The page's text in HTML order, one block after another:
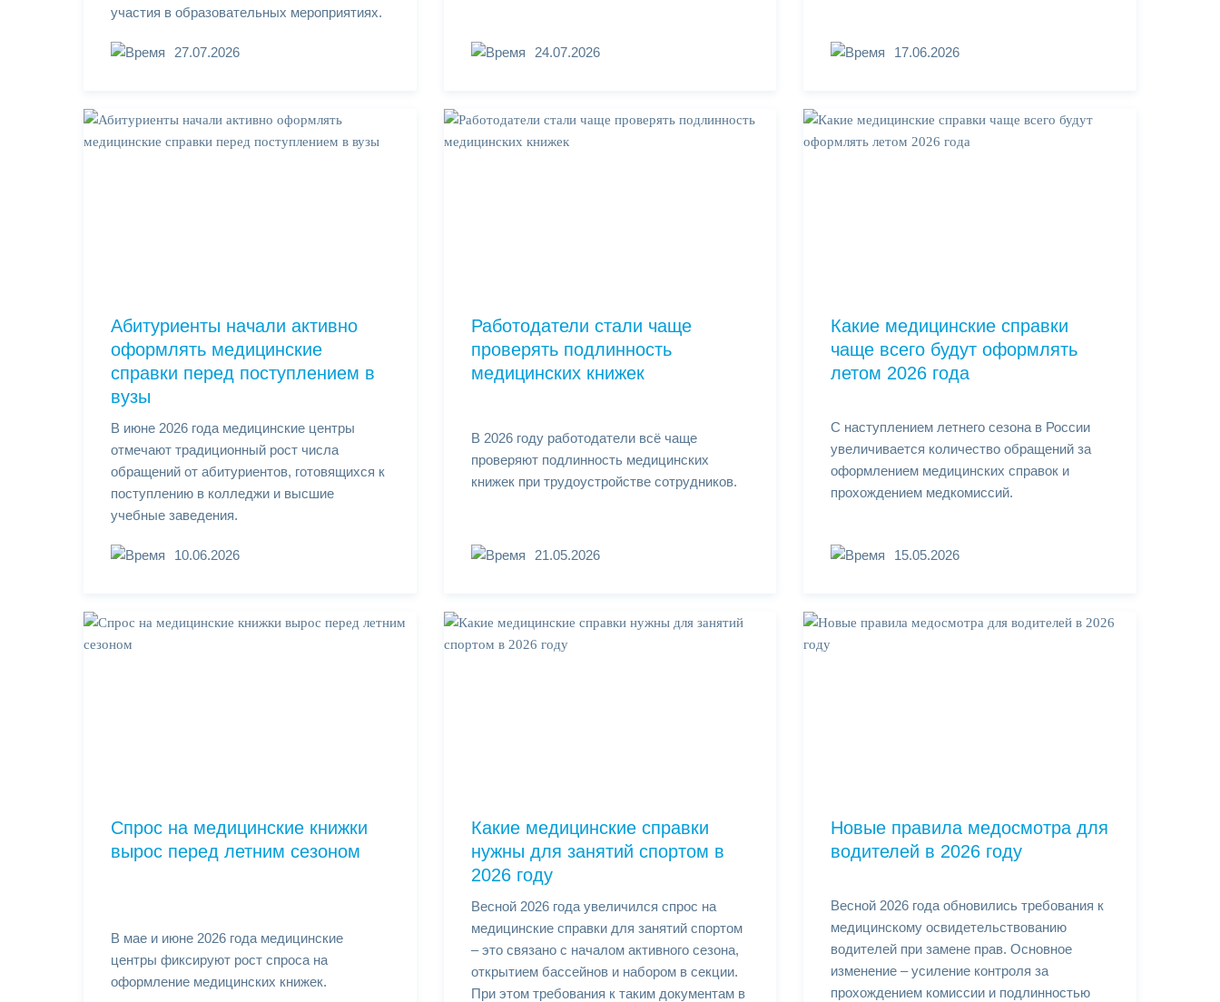
участия в образовательных мероприятиях.
27.07.2026 24.07.2026 17.06.2026
Абитуриенты начали активно
оформлять медицинские
справки перед поступлением в
вузы
В июне 2026 года медицинские центры
отмечают традиционный рост числа
обращений от абитуриентов, готовящихся к
поступлению в колледжи и высшие
учебные заведения.
10.06.2026
Работодатели стали чаще
проверять подлинность
медицинских книжек
В 2026 году работодатели всё чаще
проверяют подлинность медицинских
книжек при трудоустройстве сотрудников.
21.05.2026
Какие медицинские справки
чаще всего будут оформлять
летом 2026 года
С наступлением летнего сезона в России
увеличивается количество обращений за
оформлением медицинских справок и
прохождением медкомиссий.
15.05.2026
Спрос на медицинские книжки
вырос перед летним сезоном
В мае и июне 2026 года медицинские
центры фиксируют рост спроса на
оформление медицинских книжек.
Какие медицинские справки
нужны для занятий спортом в
2026 году
Весной 2026 года увеличился спрос на
медицинские справки для занятий спортом
– это связано с началом активного сезона,
открытием бассейнов и набором в секции.
При этом требования к таким документам в
Новые правила медосмотра для
водителей в 2026 году
Весной 2026 года обновились требования к
медицинскому освидетельствованию
водителей при замене прав. Основное
изменение – усиление контроля за
прохождением комиссии и подлинностью